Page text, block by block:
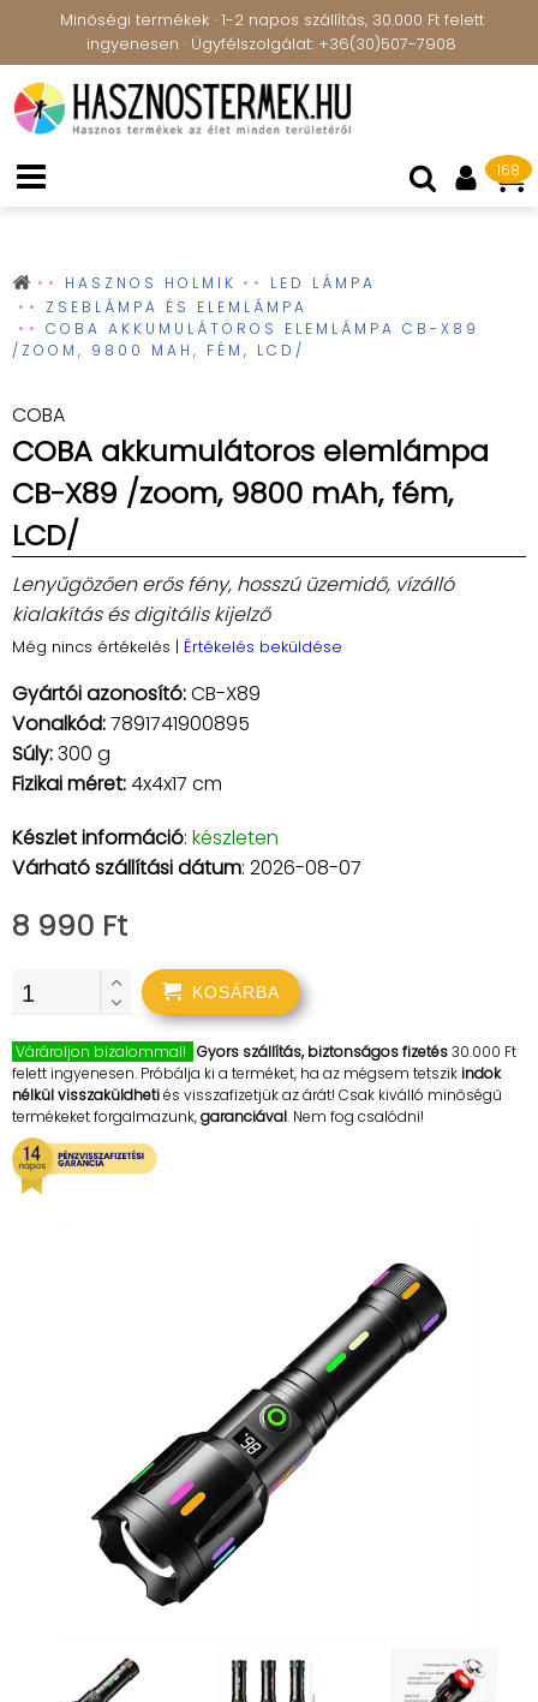
Minőségi termékek · 1-2 napos szállítás, 30.000 Ft felett
ingyenesen · Ügyfélszolgálat: +36(30)507-7908
168
HASZNOS HOLMIK
LED LÁMPA
ZSEBLÁMPA ÉS ELEMLÁMPA
COBA AKKUMULÁTOROS ELEMLÁMPA CB-X89
/ZOOM, 9800 MAH, FÉM, LCD/
COBA
COBA akkumulátoros elemlámpa
CB-X89 /zoom, 9800 mAh, fém,
LCD/
Lenyűgözően erős fény, hosszú üzemidő, vízálló
kialakítás és digitális kijelző
Még nincs értékelés | Értékelés beküldése
Gyártói azonosító:CB-X89
Vonalkód:7891741900895
Súly:300 g
Fizikai méret:4x4x17 cm
Készlet információ: készleten
Várható szállítási dátum: 2026-08-07
8 990 Ft
KOSÁRBA
Várároljon bizalommal! Gyors szállítás, biztonságos fizetés30.000 Ft
felett ingyenesen. Próbálja ki a terméket, ha az mégsem tetszikindok
nélkül visszaküldhetiés visszafizetjük az árát! Csak kiválló minőségű
termékeket forgalmazunk,garanciával. Nem fog csalódni!